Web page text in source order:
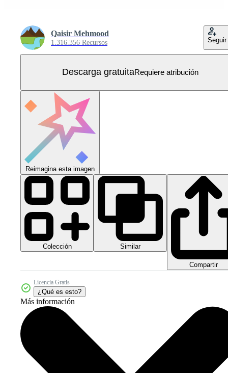
Qaisir Mehmood
1.316.356 Recursos Seguir
Descarga gratuitaRequiere atribución
Reimagina esta imagen
Colección Similar
Compartir
Licencia Gratis
¿Qué es esto?
Más información